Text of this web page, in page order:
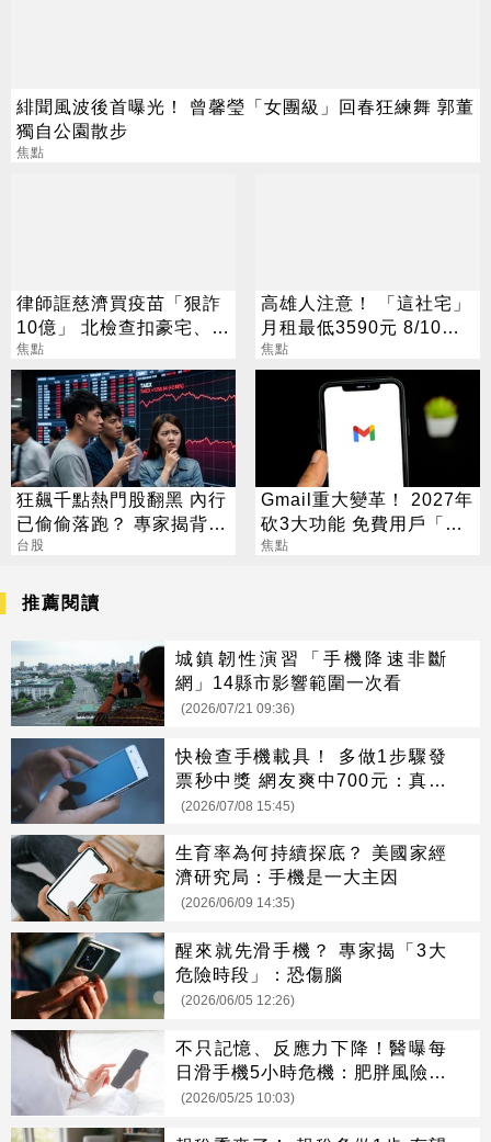
緋聞風波後首曝光！ 曾馨瑩「女團級」回春狂練舞 郭董
獨自公園散步
焦點
律師誆慈濟買疫苗「狠詐
10億」 北檢查扣豪宅、搜
出158公斤黃金
焦點
高雄人注意！ 「這社宅」
月租最低3590元 8/10起
放申請
焦點
狂飆千點熱門股翻黑 內行
已偷偷落跑？ 專家揭背後
警訊
台股
Gmail重大變革！ 2027年
砍3大功能 免費用戶「這
好康」不能用了
焦點
推薦閱讀
城鎮韌性演習「手機降速非斷
網」14縣市影響範圍一次看
(2026/07/21 09:36)
快檢查手機載具！ 多做1步驟發
票秒中獎 網友爽中700元：真的
有獎
(2026/07/08 15:45)
生育率為何持續探底？ 美國家經
濟研究局：手機是一大主因
(2026/06/09 14:35)
醒來就先滑手機？ 專家揭「3大
危險時段」：恐傷腦
(2026/06/05 12:26)
不只記憶、反應力下降！醫曝每
日滑手機5小時危機：肥胖風險暴
增
(2026/05/25 10:03)